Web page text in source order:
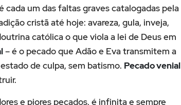
cada um das faltas graves catalogadas pela
cristã até hoje: avareza, gula, inveja,
católica o que viola a lei de Deus em
– é o pecado que Adão e Eva transmitem a
de culpa, sem batismo. Pecado venial
e piores pecados, é infinita e sempre